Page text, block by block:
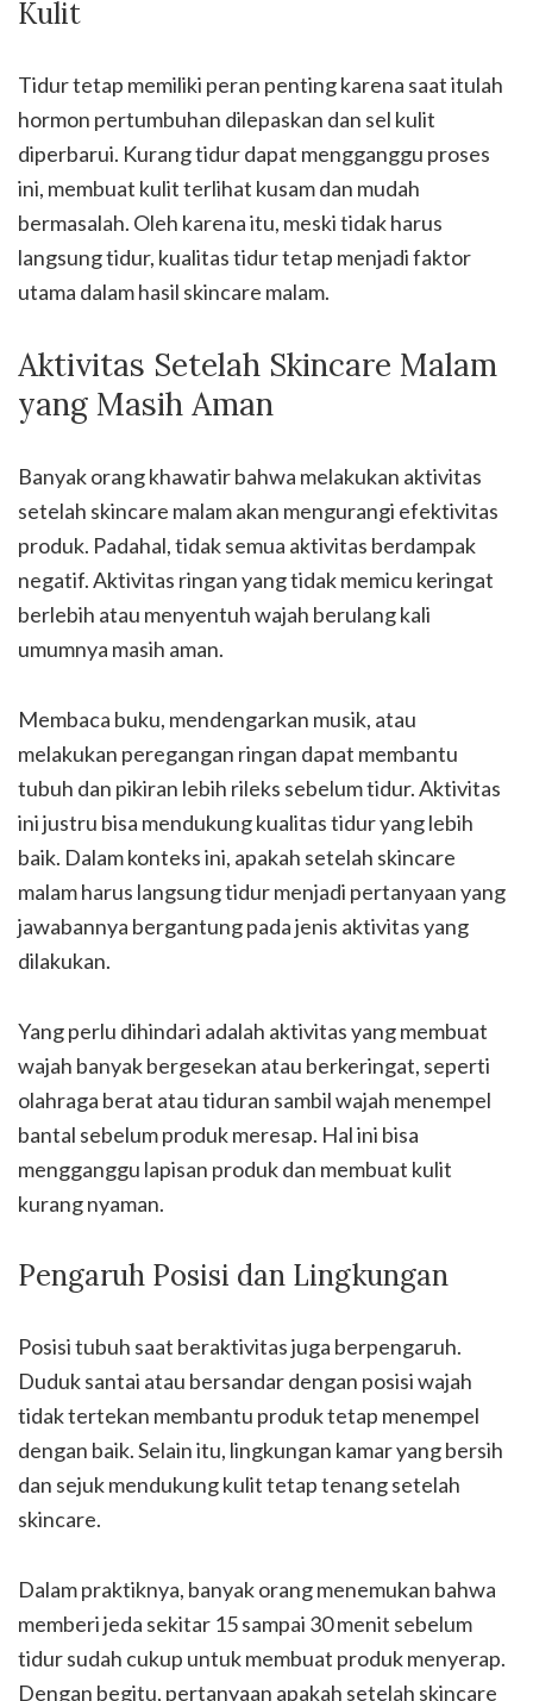
Kulit
Tidur tetap memiliki peran penting karena saat itulah
hormon pertumbuhan dilepaskan dan sel kulit
diperbarui. Kurang tidur dapat mengganggu proses
ini, membuat kulit terlihat kusam dan mudah
bermasalah. Oleh karena itu, meski tidak harus
langsung tidur, kualitas tidur tetap menjadi faktor
utama dalam hasil skincare malam.
Aktivitas Setelah Skincare Malam
yang Masih Aman
Banyak orang khawatir bahwa melakukan aktivitas
setelah skincare malam akan mengurangi efektivitas
produk. Padahal, tidak semua aktivitas berdampak
negatif. Aktivitas ringan yang tidak memicu keringat
berlebih atau menyentuh wajah berulang kali
umumnya masih aman.
Membaca buku, mendengarkan musik, atau
melakukan peregangan ringan dapat membantu
tubuh dan pikiran lebih rileks sebelum tidur. Aktivitas
ini justru bisa mendukung kualitas tidur yang lebih
baik. Dalam konteks ini, apakah setelah skincare
malam harus langsung tidur menjadi pertanyaan yang
jawabannya bergantung pada jenis aktivitas yang
dilakukan.
Yang perlu dihindari adalah aktivitas yang membuat
wajah banyak bergesekan atau berkeringat, seperti
olahraga berat atau tiduran sambil wajah menempel
bantal sebelum produk meresap. Hal ini bisa
mengganggu lapisan produk dan membuat kulit
kurang nyaman.
Pengaruh Posisi dan Lingkungan
Posisi tubuh saat beraktivitas juga berpengaruh.
Duduk santai atau bersandar dengan posisi wajah
tidak tertekan membantu produk tetap menempel
dengan baik. Selain itu, lingkungan kamar yang bersih
dan sejuk mendukung kulit tetap tenang setelah
skincare.
Dalam praktiknya, banyak orang menemukan bahwa
memberi jeda sekitar 15 sampai 30 menit sebelum
tidur sudah cukup untuk membuat produk menyerap.
Dengan begitu, pertanyaan apakah setelah skincare